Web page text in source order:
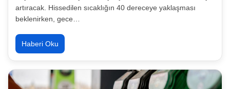
artıracak. Hissedilen sıcaklığın 40 dereceye yaklaşması
beklenirken, gece…
Haberi Oku